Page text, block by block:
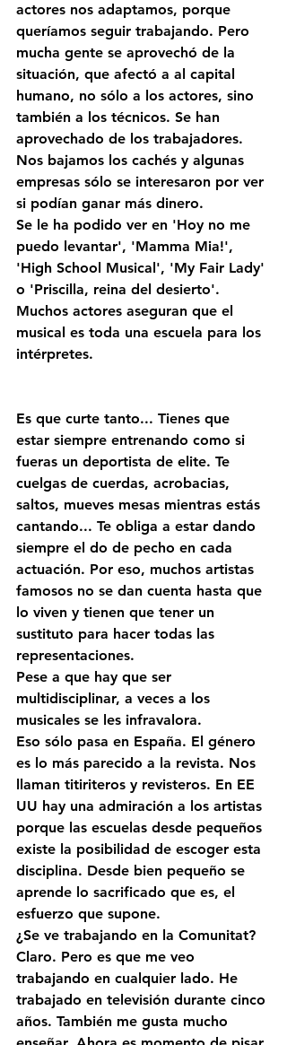
actores nos adaptamos, porque
queríamos seguir trabajando. Pero
mucha gente se aprovechó de la
situación, que afectó a al capital
humano, no sólo a los actores, sino
también a los técnicos. Se han
aprovechado de los trabajadores.
Nos bajamos los cachés y algunas
empresas sólo se interesaron por ver
si podían ganar más dinero.
Se le ha podido ver en 'Hoy no me
puedo levantar', 'Mamma Mia!',
'High School Musical', 'My Fair Lady'
o 'Priscilla, reina del desierto'.
Muchos actores aseguran que el
musical es toda una escuela para los
intérpretes.
Es que curte tanto... Tienes que
estar siempre entrenando como si
fueras un deportista de elite. Te
cuelgas de cuerdas, acrobacias,
saltos, mueves mesas mientras estás
cantando... Te obliga a estar dando
siempre el do de pecho en cada
actuación. Por eso, muchos artistas
famosos no se dan cuenta hasta que
lo viven y tienen que tener un
sustituto para hacer todas las
representaciones.
Pese a que hay que ser
multidisciplinar, a veces a los
musicales se les infravalora.
Eso sólo pasa en España. El género
es lo más parecido a la revista. Nos
llaman titiriteros y revisteros. En EE
UU hay una admiración a los artistas
porque las escuelas desde pequeños
existe la posibilidad de escoger esta
disciplina. Desde bien pequeño se
aprende lo sacrificado que es, el
esfuerzo que supone.
¿Se ve trabajando en la Comunitat?
Claro. Pero es que me veo
trabajando en cualquier lado. He
trabajado en televisión durante cinco
años. También me gusta mucho